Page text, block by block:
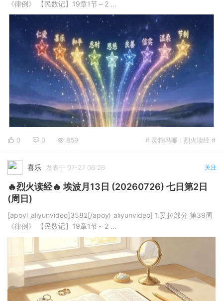
《律例》 【民数记】19章1节～2 ...
0 0 859 # 灵粮吗哪：烈火读经 #
喜乐 发表于 07-27 06:26 关注
🔥烈火读经🔥 埃波月13日 (20260726) 七日第2日
(周日)
[apoyl_aliyunvideo]3582[/apoyl_aliyunvideo] 1.妥拉部分 第39周
《律例》 【民数记】19章1节～2 ...